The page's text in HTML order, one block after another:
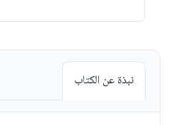
نبذة عن الكتاب